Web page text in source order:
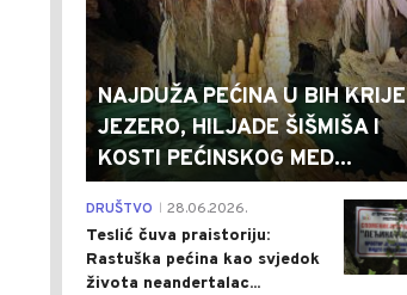
NAJDUŽA PEĆINA U BIH KRIJE
JEZERO, HILJADE ŠIŠMIŠA I
KOSTI PEĆINSKOG MED...
DRUŠTVO 28.06.2026.
Teslić čuva praistoriju:
Rastuška pećina kao svjedok
života neandertalac...